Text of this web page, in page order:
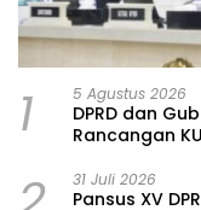
1 5 Agustus 2026
DPRD dan
Rancangan
31 Juli 2026
Pansus XV